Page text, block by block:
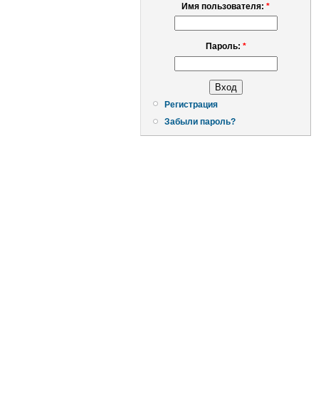
Имя пользователя: *
Пароль: *
Регистрация
Забыли пароль?